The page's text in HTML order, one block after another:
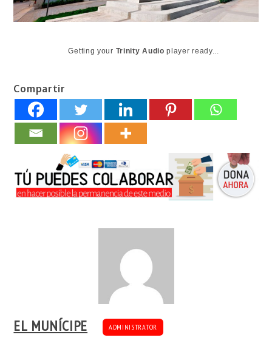
Getting your Trinity Audio player ready...
Compartir
EL MUNÍCIPE ADMINISTRATOR